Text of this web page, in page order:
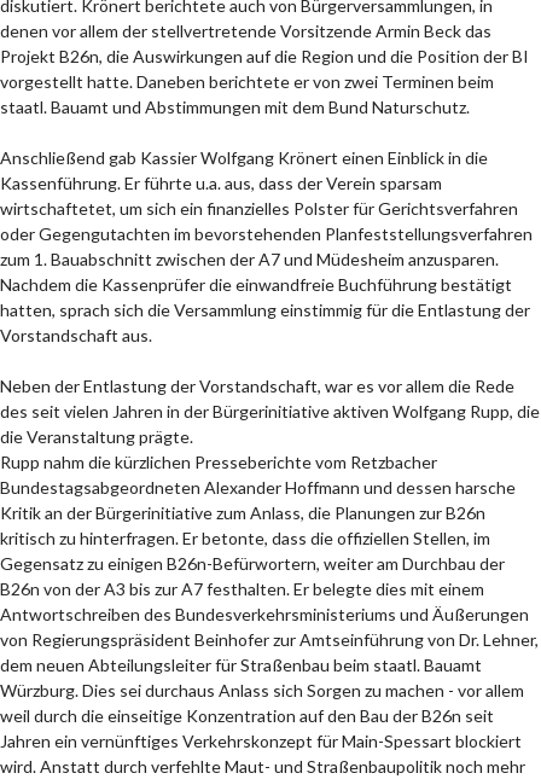
diskutiert. Krönert berichtete auch von Bürgerversammlungen, in
denen vor allem der stellvertretende Vorsitzende Armin Beck das
Projekt B26n, die Auswirkungen auf die Region und die Position der BI
vorgestellt hatte. Daneben berichtete er von zwei Terminen beim
staatl. Bauamt und Abstimmungen mit dem Bund Naturschutz.
Anschließend gab Kassier Wolfgang Krönert einen Einblick in die
Kassenführung. Er führte u.a. aus, dass der Verein sparsam
wirtschaftetet, um sich ein finanzielles Polster für Gerichtsverfahren
oder Gegengutachten im bevorstehenden Planfeststellungsverfahren
zum 1. Bauabschnitt zwischen der A7 und Müdesheim anzusparen.
Nachdem die Kassenprüfer die einwandfreie Buchführung bestätigt
hatten, sprach sich die Versammlung einstimmig für die Entlastung der
Vorstandschaft aus.
Neben der Entlastung der Vorstandschaft, war es vor allem die Rede
des seit vielen Jahren in der Bürgerinitiative aktiven Wolfgang Rupp, die
die Veranstaltung prägte.
Rupp nahm die kürzlichen Presseberichte vom Retzbacher
Bundestagsabgeordneten Alexander Hoffmann und dessen harsche
Kritik an der Bürgerinitiative zum Anlass, die Planungen zur B26n
kritisch zu hinterfragen. Er betonte, dass die offiziellen Stellen, im
Gegensatz zu einigen B26n-Befürwortern, weiter am Durchbau der
B26n von der A3 bis zur A7 festhalten. Er belegte dies mit einem
Antwortschreiben des Bundesverkehrsministeriums und Äußerungen
von Regierungspräsident Beinhofer zur Amtseinführung von Dr. Lehner,
dem neuen Abteilungsleiter für Straßenbau beim staatl. Bauamt
Würzburg. Dies sei durchaus Anlass sich Sorgen zu machen - vor allem
weil durch die einseitige Konzentration auf den Bau der B26n seit
Jahren ein vernünftiges Verkehrskonzept für Main-Spessart blockiert
wird. Anstatt durch verfehlte Maut- und Straßenbaupolitik noch mehr